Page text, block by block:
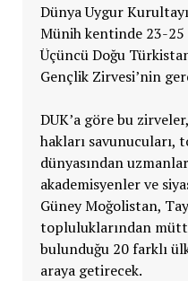
Dünya Uygur
Münih kentinde 23-25
Üçüncü Doğu
Gençlik Zirvesi’nin
DUK’a göre bu
hakları
dünyasından
akademisyenler ve
Güney Moğolistan,
topluluklarından
bulunduğu 20 farklı
araya getirecek.